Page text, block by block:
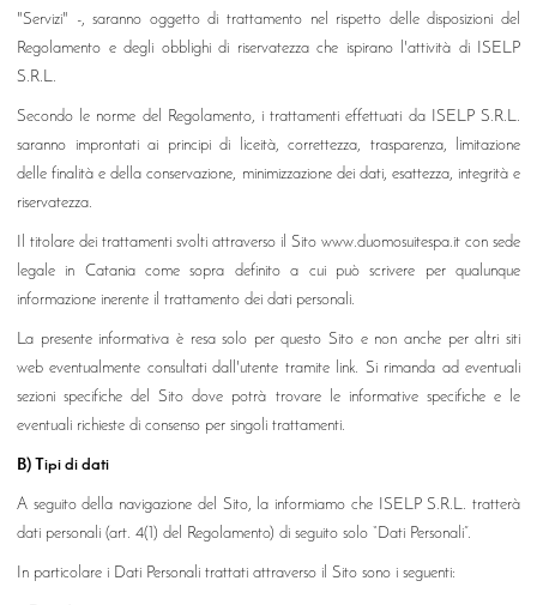
"Servizi" -, saranno oggetto di trattamento nel rispetto delle disposizioni del
Regolamento e degli obblighi di riservatezza che ispirano l'attività di ISELP
S.R.L.
Secondo le norme del Regolamento, i trattamenti effettuati da ISELP S.R.L.
saranno improntati ai principi di liceità, correttezza, trasparenza, limitazione
delle finalità e della conservazione, minimizzazione dei dati, esattezza, integrità e
riservatezza.
Il titolare dei trattamenti svolti attraverso il Sito www.duomosuitespa.it con sede
legale in Catania come sopra definito a cui può scrivere per qualunque
informazione inerente il trattamento dei dati personali.
La presente informativa è resa solo per questo Sito e non anche per altri siti
web eventualmente consultati dall'utente tramite link. Si rimanda ad eventuali
sezioni specifiche del Sito dove potrà trovare le informative specifiche e le
eventuali richieste di consenso per singoli trattamenti.
B) Tipi di dati
A seguito della navigazione del Sito, la informiamo che ISELP S.R.L. tratterà
dati personali (art. 4(1) del Regolamento) di seguito solo “Dati Personali”.
In particolare i Dati Personali trattati attraverso il Sito sono i seguenti: